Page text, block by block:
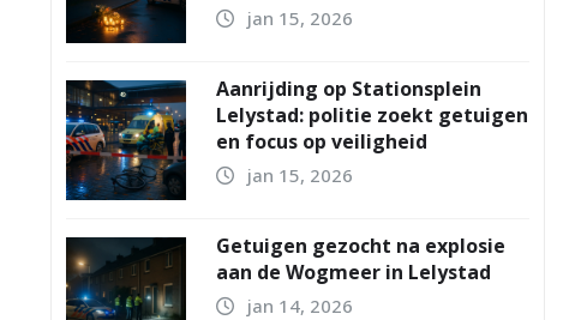
jan 15, 2026
Aanrijding op Stationsplein
Lelystad: politie zoekt getuigen
en focus op veiligheid
jan 15, 2026
Getuigen gezocht na explosie
aan de Wogmeer in Lelystad
jan 14, 2026